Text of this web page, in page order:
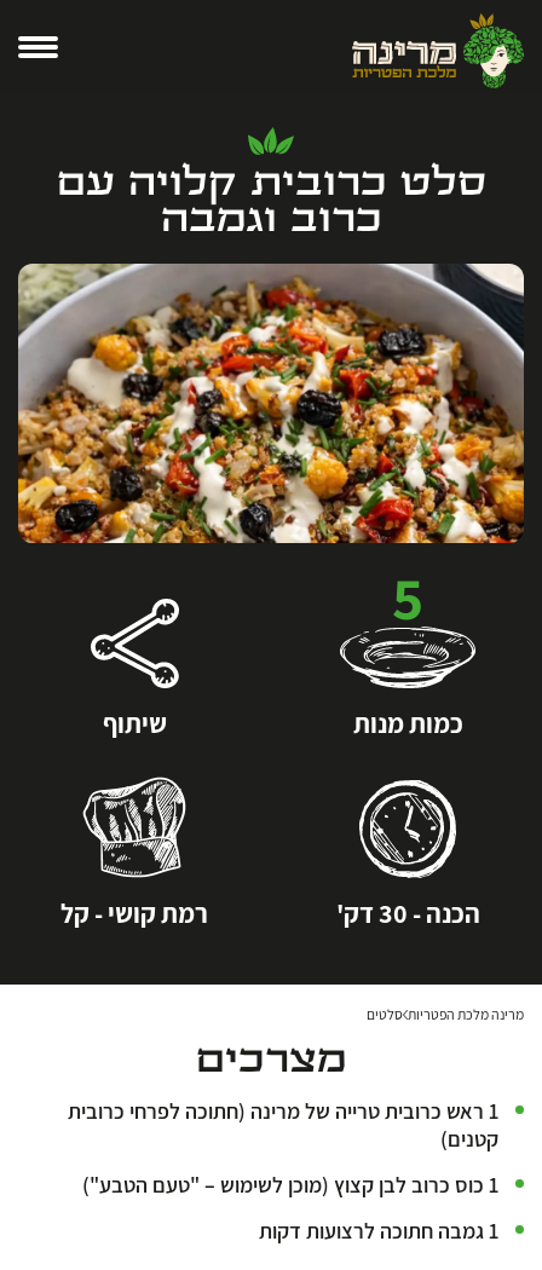
סלט כרובית קלויה עם
כרוב וגמבה
הכנה - 30 דק' רמת קושי - קל
5
כמות מנות שיתוף
מרינה מלכת הפטריות סלטים
מצרכים
1 ראש כרובית טרייה של מרינה (חתוכה לפרחי כרובית
קטנים)
1 כוס כרוב לבן קצוץ (מוכן לשימוש – "טעם הטבע")
1 גמבה חתוכה לרצועות דקות